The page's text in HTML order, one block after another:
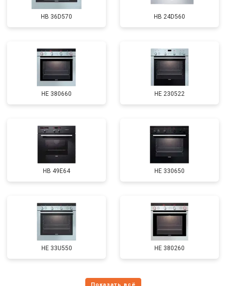
HB 36D570 HB 24D560
HE 380660 HE 230522
HB 49E64 HE 330650
HE 33U550 HE 380260